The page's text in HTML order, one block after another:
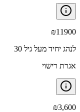
₪11900
לנהג יחיד מעל גיל 30
אגרת רישוי
₪3,600